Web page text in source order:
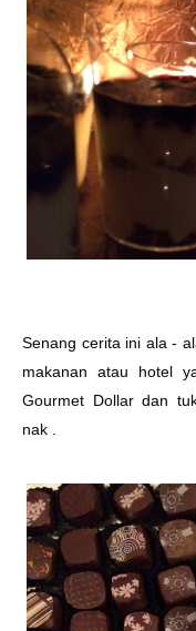
Senang cerita ini ala -
makanan atau hotel
Gourmet Dollar dan
nak .